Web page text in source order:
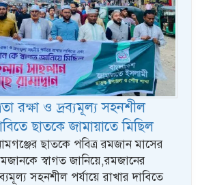
রক্ষা ও দ্রব্যমূল্য সহনশীল
ছাতকে জামায়াতে মিছিল
ছাতকে পবিত্র রমজান মাসের
স্বাগত জানিয়ে,রমজানের
সহনশীল পর্যায়ে রাখার দাবিতে